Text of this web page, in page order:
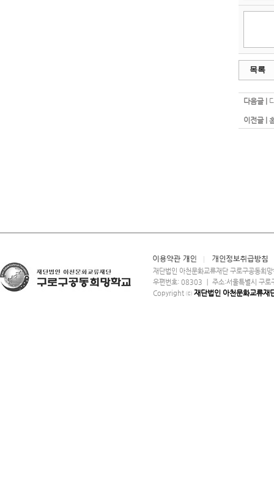
목록
다음글 |
이전글 |
재단법인 아천문화교류재단 구로구공동
우편번호: 08303 ㅣ 주소:서울특별시
Copyright ⓒ 재단법인 아천문화교류재